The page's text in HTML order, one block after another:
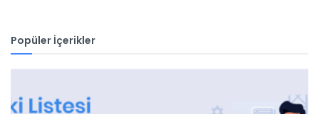
Popüler İçerikler